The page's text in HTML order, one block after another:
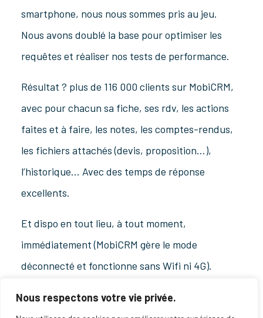
Nous respectons votre vie privée.
smartphone, nous nous sommes pris au jeu.
Nous avons doublé la base pour optimiser les
requêtes et réaliser nos tests de performance.
Résultat ? plus de 116 000 clients sur MobiCRM,
avec pour chacun sa fiche, ses rdv, les actions
faites et à faire, les notes, les comptes-rendus,
les fichiers attachés (devis, proposition…),
l’historique… Avec des temps de réponse
excellents.
Et dispo en tout lieu, à tout moment,
immédiatement (MobiCRM gère le mode
déconnecté et fonctionne sans Wifi ni 4G).
+ de 100 000 clients en permanence sur son